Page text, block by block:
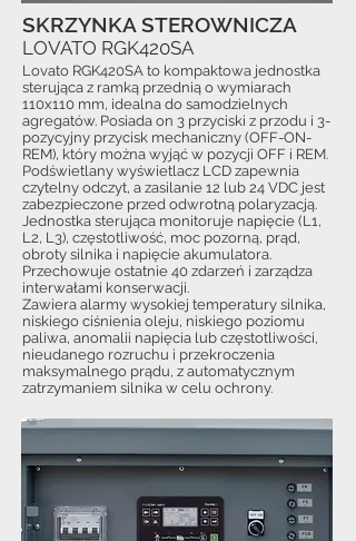
Lovato RGK420SA to kompaktowa jednostka
sterująca z ramką przednią o wymiarach
110x110 mm, idealna do samodzielnych
agregatów. Posiada on 3 przyciski z przodu i 3-
pozycyjny przycisk mechaniczny (OFF-ON-
REM), który można wyjąć w pozycji OFF i REM.
Podświetlany wyświetlacz LCD zapewnia
czytelny odczyt, a zasilanie 12 lub 24 VDC jest
zabezpieczone przed odwrotną polaryzacją.
Jednostka sterująca monitoruje napięcie (L1,
L2, L3), częstotliwość, moc pozorną, prąd,
obroty silnika i napięcie akumulatora.
Przechowuje ostatnie 40 zdarzeń i zarządza
interwałami konserwacji.
Zawiera alarmy wysokiej temperatury silnika,
niskiego ciśnienia oleju, niskiego poziomu
paliwa, anomalii napięcia lub częstotliwości,
nieudanego rozruchu i przekroczenia
maksymalnego prądu, z automatycznym
zatrzymaniem silnika w celu ochrony.
SKRZYNKA STEROWNICZA
LOVATO RGK420SA